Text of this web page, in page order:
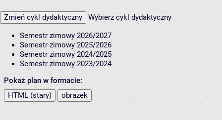
Zmień cykl dydaktyczny Wybierz cykl dydaktyczny
Semestr zimowy 2026/2027
Semestr zimowy 2025/2026
Semestr zimowy 2024/2025
Semestr zimowy 2023/2024
Pokaż plan w formacie:
HTML (stary)
obrazek